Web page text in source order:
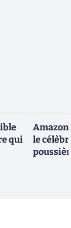
qui
Amazon
le